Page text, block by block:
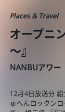
Places & Travel
オープニ
～』
NANBUアワー
12月4日放送分
ゅへんロックン